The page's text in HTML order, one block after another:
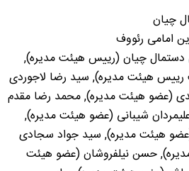
چیان
امامی رئووف
چيان (رییس هیئت مدیره),
هیئت مدیره), سید رضا لاجوردى
(عضو هیئت مدیره), محمد رضا مقدم
شیبانی (عضو هیئت مدیره),
هیئت مدیره), سید جواد سجادی
حسن نیلفروشان (عضو هیئت